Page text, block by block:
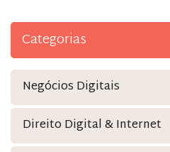
Categorias
Negócios Digitais
Direito Digital & Internet